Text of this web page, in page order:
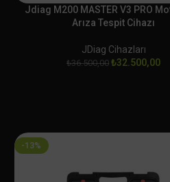
Jdiag M200 MASTER V3 PRO
Arıza Tespit Cihazı
JDiag Cihazları
₺36.500,00 ₺32.500,00
-13%